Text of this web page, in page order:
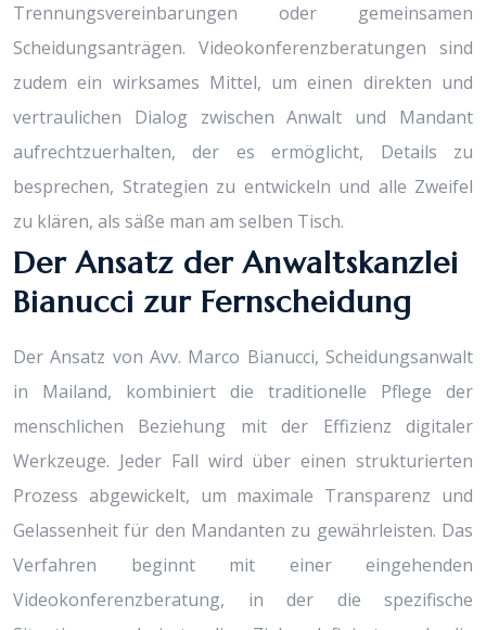
Trennungsvereinbarungen oder gemeinsamen
Scheidungsanträgen. Videokonferenzberatungen sind
zudem ein wirksames Mittel, um einen direkten und
vertraulichen Dialog zwischen Anwalt und Mandant
aufrechtzuerhalten, der es ermöglicht, Details zu
besprechen, Strategien zu entwickeln und alle Zweifel
zu klären, als säße man am selben Tisch.
Der Ansatz der Anwaltskanzlei
Bianucci zur Fernscheidung
Der Ansatz von Avv. Marco Bianucci, Scheidungsanwalt
in Mailand, kombiniert die traditionelle Pflege der
menschlichen Beziehung mit der Effizienz digitaler
Werkzeuge. Jeder Fall wird über einen strukturierten
Prozess abgewickelt, um maximale Transparenz und
Gelassenheit für den Mandanten zu gewährleisten. Das
Verfahren beginnt mit einer eingehenden
Videokonferenzberatung, in der die spezifische